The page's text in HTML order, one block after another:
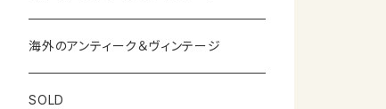
カップ＆ソーサー
ガラス製品
海外のアンティーク＆ヴィンテージ
SOLD